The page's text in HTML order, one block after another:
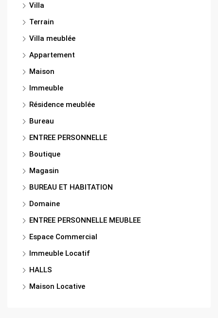
Villa
Terrain
Villa meublée
Appartement
Maison
Immeuble
Résidence meublée
Bureau
ENTREE PERSONNELLE
Boutique
Magasin
BUREAU ET HABITATION
Domaine
ENTREE PERSONNELLE MEUBLEE
Espace Commercial
Immeuble Locatif
HALLS
Maison Locative